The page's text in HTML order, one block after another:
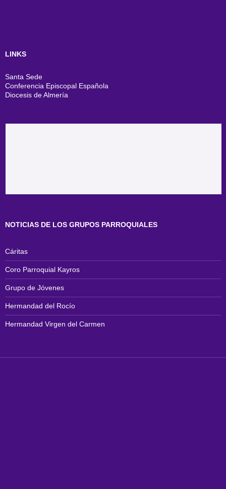
LINKS
Santa Sede
Conferencia Episcopal Española
Diocesis de Almería
NOTICIAS DE LOS GRUPOS PARROQUIALES
Cáritas
Coro Parroquial Kayros
Grupo de Jóvenes
Hermandad del Rocío
Hermandad Virgen del Carmen